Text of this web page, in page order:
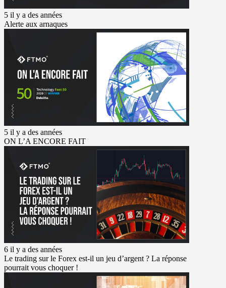
5 il y a des années
Alerte aux arnaques
5 il y a des années
ON L’A ENCORE FAIT
6 il y a des années
Le trading sur le Forex est-il un jeu d’argent ? La réponse
pourrait vous choquer !